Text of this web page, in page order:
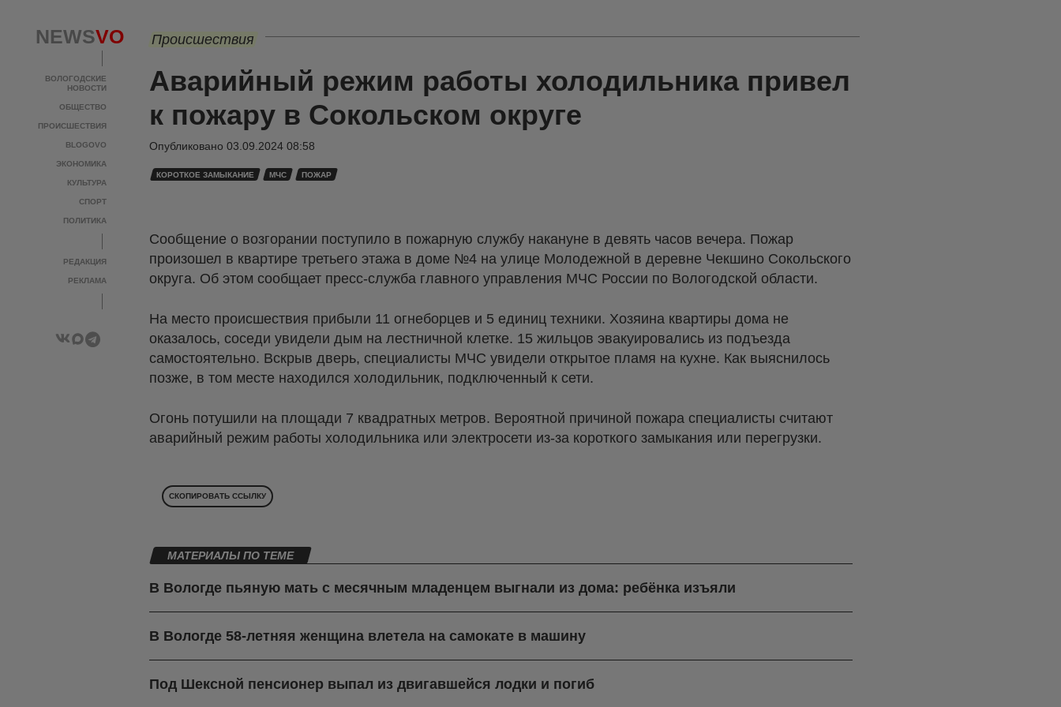
NEWSVO
ВОЛОГОДСКИЕ
НОВОСТИ
ОБЩЕСТВО
ПРОИСШЕСТВИЯ
BLOGOVO
ЭКОНОМИКА
КУЛЬТУРА
СПОРТ
ПОЛИТИКА
РЕДАКЦИЯ
РЕКЛАМА
Происшествия
Аварийный режим работы холодильника привел
к пожару в Сокольском округе
Опубликовано 03.09.2024 08:58
КОРОТКОЕ ЗАМЫКАНИЕ МЧС ПОЖАР
Сообщение о возгорании поступило в пожарную службу накануне в девять часов вечера. Пожар
произошел в квартире третьего этажа в доме №4 на улице Молодежной в деревне Чекшино Сокольского
округа. Об этом сообщает пресс-служба главного управления МЧС России по Вологодской области.
На место происшествия прибыли 11 огнеборцев и 5 единиц техники. Хозяина квартиры дома не
оказалось, соседи увидели дым на лестничной клетке. 15 жильцов эвакуировались из подъезда
самостоятельно. Вскрыв дверь, специалисты МЧС увидели открытое пламя на кухне. Как выяснилось
позже, в том месте находился холодильник, подключенный к сети.
Огонь потушили на площади 7 квадратных метров. Вероятной причиной пожара специалисты считают
аварийный режим работы холодильника или электросети из-за короткого замыкания или перегрузки.
СКОПИРОВАТЬ ССЫЛКУ
МАТЕРИАЛЫ ПО ТЕМЕ
В Вологде пьяную мать с месячным младенцем выгнали из дома: ребёнка изъяли
В Вологде 58-летняя женщина влетела на самокате в машину
Под Шексной пенсионер выпал из двигавшейся лодки и погиб